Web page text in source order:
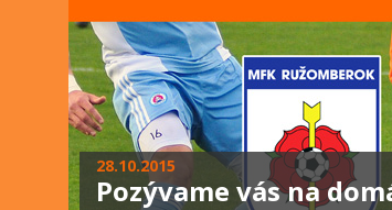
28.10.2015
Pozývame vás na